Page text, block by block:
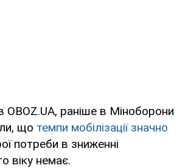
OBOZ.UA, раніше в Міноборони
що темпи мобілізації значно
потреби в зниженні
віку немає.